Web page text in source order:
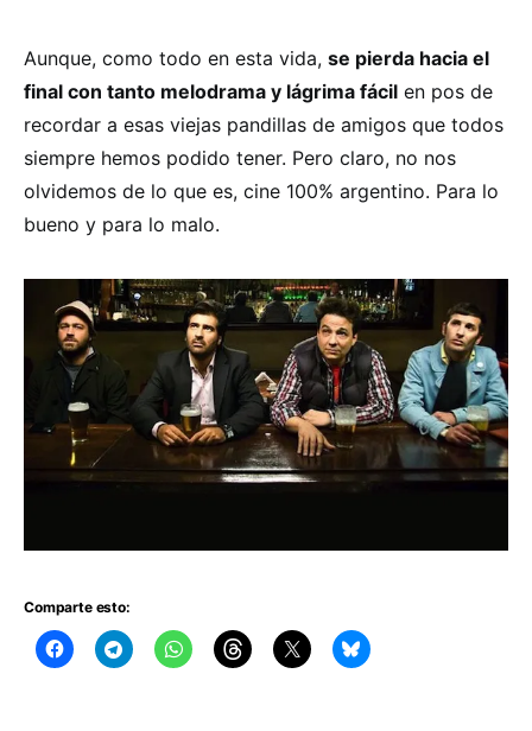
Aunque, como todo en esta vida, se pierda hacia el
final con tanto melodrama y lágrima fácil en pos de
recordar a esas viejas pandillas de amigos que todos
siempre hemos podido tener. Pero claro, no nos
olvidemos de lo que es, cine 100% argentino. Para lo
bueno y para lo malo.
Comparte esto: